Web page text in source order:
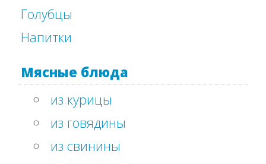
Голубцы
Напитки
Мясные блюда
из курицы
из говядины
из свинины